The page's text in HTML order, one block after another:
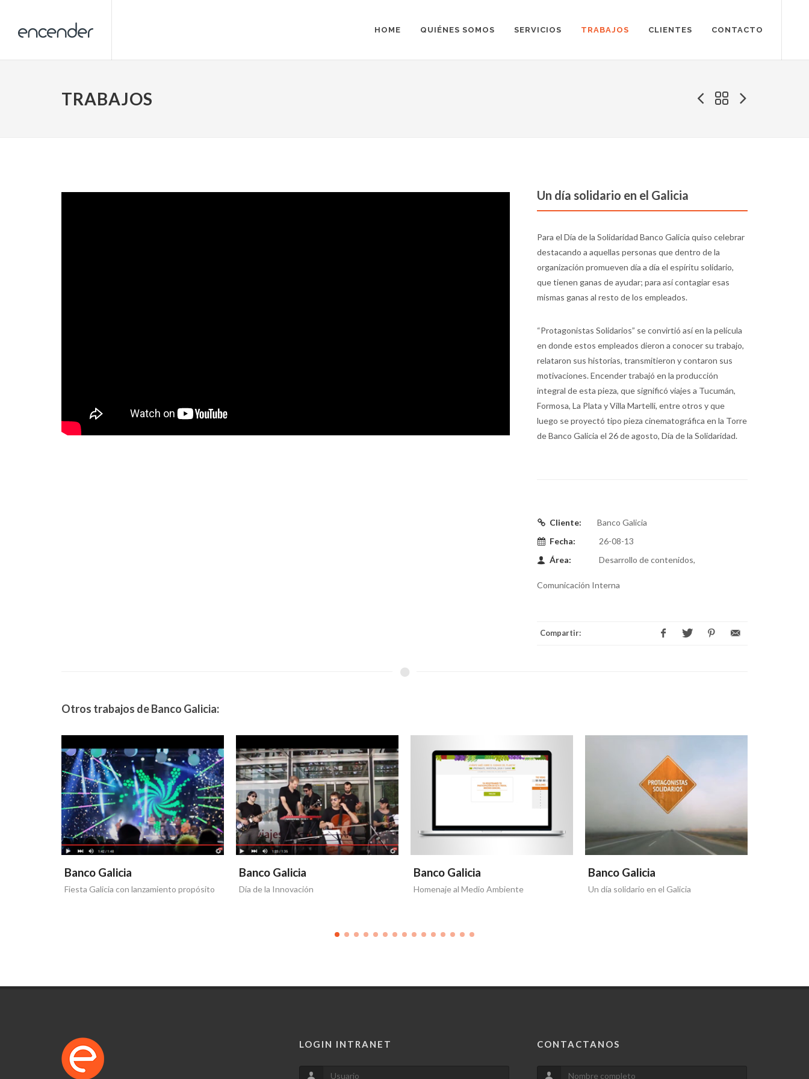
HOME QUIÉNES SOMOS SERVICIOS TRABAJOS CLIENTES CONTACTO
TRABAJOS
Un día solidario en el Galicia
Para el Día de la Solidaridad Banco Galicia quiso celebrar
destacando a aquellas personas que dentro de la
organización promueven día a día el espíritu solidario,
que tienen ganas de ayudar; para así contagiar esas
mismas ganas al resto de los empleados.
“Protagonistas Solidarios” se convirtió así en la película
en donde estos empleados dieron a conocer su trabajo,
relataron sus historias, transmitieron y contaron sus
motivaciones. Encender trabajó en la producción
integral de esta pieza, que significó viajes a Tucumán,
Formosa, La Plata y Villa Martelli, entre otros y que
luego se proyectó tipo pieza cinematográfica en la Torre
de Banco Galicia el 26 de agosto, Día de la Solidaridad.
Cliente:
Banco Galicia
Fecha:
26-08-13
Área:
Desarrollo de contenidos,
Comunicación Interna
Compartir:
Otros trabajos de Banco Galicia:
Banco Galicia
Fiesta Galicia con lanzamiento propósito
Banco Galicia
Día de la Innovación
Banco Galicia
Homenaje al Medio Ambiente
Banco Galicia
Un día solidario en el Galicia
LOGIN INTRANET CONTACTANOS